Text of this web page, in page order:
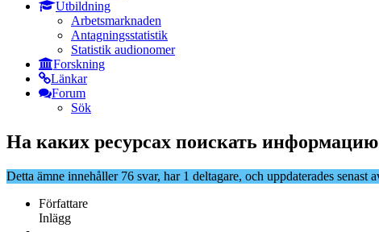
Utbildning
Arbetsmarknaden
Antagningsstatistik
Statistik audionomer
Forskning
Länkar
Forum
Sök
На каких ресурсах поискать
Detta ämne innehåller 76 svar, har 1 deltagare, och uppdaterades senast
Författare
Inlägg